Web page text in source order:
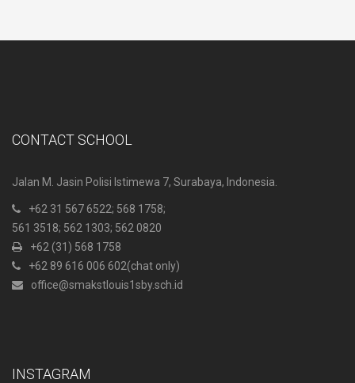
CONTACT SCHOOL
Jalan M. Jasin Polisi Istimewa 7, Surabaya, Indonesia.
+62 31 567 6522; 568 1758;
561 3518; 562 1303; 562 0820
+62 (31) 568 1758
+62 89 616 006 602(chat only)
office@smakstlouis1sby.sch.id
INSTAGRAM